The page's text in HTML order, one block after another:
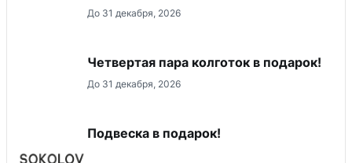
До 31 декабря, 2026
Четвертая пара колготок в подарок!
До 31 декабря, 2026
Подвеска в подарок!